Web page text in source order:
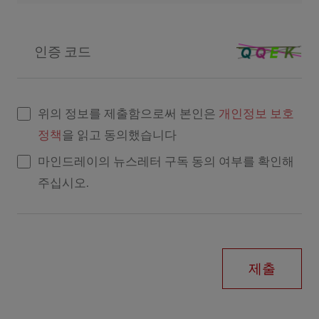
인증 코드
위의 정보를 제출함으로써 본인은 개인정보 보호
정책을 읽고 동의했습니다
마인드레이의 뉴스레터 구독 동의 여부를 확인해
주십시오.
제출